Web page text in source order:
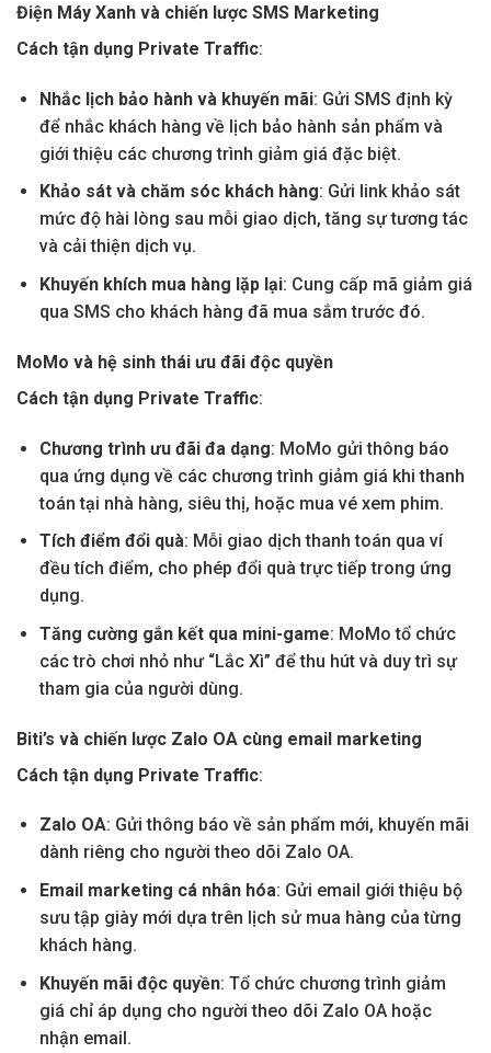
Điện Máy Xanh và chiến lược SMS Marketing
Cách tận dụng Private Traffic:
Nhắc lịch bảo hành và khuyến mãi: Gửi SMS định kỳ
để nhắc khách hàng về lịch bảo hành sản phẩm và
giới thiệu các chương trình giảm giá đặc biệt.
Khảo sát và chăm sóc khách hàng: Gửi link khảo sát
mức độ hài lòng sau mỗi giao dịch, tăng sự tương tác
và cải thiện dịch vụ.
Khuyến khích mua hàng lặp lại: Cung cấp mã giảm giá
qua SMS cho khách hàng đã mua sắm trước đó.
MoMo và hệ sinh thái ưu đãi độc quyền
Cách tận dụng Private Traffic:
Chương trình ưu đãi đa dạng: MoMo gửi thông báo
qua ứng dụng về các chương trình giảm giá khi thanh
toán tại nhà hàng, siêu thị, hoặc mua vé xem phim.
Tích điểm đổi quà: Mỗi giao dịch thanh toán qua ví
đều tích điểm, cho phép đổi quà trực tiếp trong ứng
dụng.
Tăng cường gắn kết qua mini-game: MoMo tổ chức
các trò chơi nhỏ như “Lắc Xì” để thu hút và duy trì sự
tham gia của người dùng.
Biti’s và chiến lược Zalo OA cùng email marketing
Cách tận dụng Private Traffic:
Zalo OA: Gửi thông báo về sản phẩm mới, khuyến mãi
dành riêng cho người theo dõi Zalo OA.
Email marketing cá nhân hóa: Gửi email giới thiệu bộ
sưu tập giày mới dựa trên lịch sử mua hàng của từng
khách hàng.
Khuyến mãi độc quyền: Tổ chức chương trình giảm
giá chỉ áp dụng cho người theo dõi Zalo OA hoặc
nhận email.